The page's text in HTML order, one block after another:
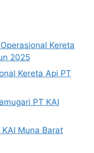
Kereta
2025
Kereta Api PT
PT KAI
Muna Barat